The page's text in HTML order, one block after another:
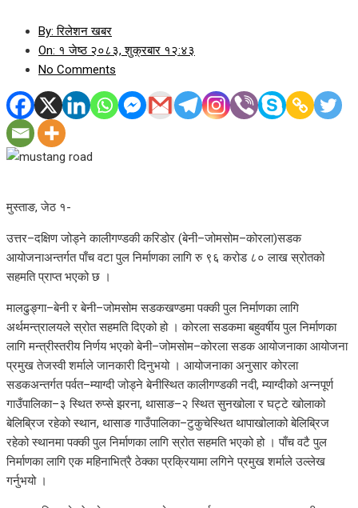
By: रिलेशन खबर
On: १ जेष्ठ २०८३, शुक्रबार १२:४३
No Comments
मुस्ताङ, जेठ १-
उत्तर–दक्षिण जोड्ने कालीगण्डकी करिडोर (बेनी–जोमसोम–कोरला)सडक
आयोजनाअन्तर्गत पाँच वटा पुल निर्माणका लागि रु ९६ करोड ८० लाख स्रोतको
सहमति प्राप्त भएको छ ।
मालढुङ्गा–बेनी र बेनी–जोमसोम सडकखण्डमा पक्की पुल निर्माणका लागि
अर्थमन्त्रालयले स्रोत सहमति दिएको हो । कोरला सडकमा बहुवर्षीय पुल निर्माणका
लागि मन्त्रीस्तरीय निर्णय भएको बेनी–जोमसोम–कोरला सडक आयोजनाका आयोजना
प्रमुख तेजस्वी शर्माले जानकारी दिनुभयो । आयोजनाका अनुसार कोरला
सडकअन्तर्गत पर्वत–म्याग्दी जोड्ने बेनीस्थित कालीगण्डकी नदी, म्याग्दीको अन्नपूर्ण
गाउँपालिका–३ स्थित रुप्से झरना, थासाङ–२ स्थित सुनखोला र घट्टे खोलाको
बेलिब्रिज रहेको स्थान, थासाङ गाउँपालिका–टुकुचेस्थित थापाखोलाको बेलिब्रिज
रहेको स्थानमा पक्की पुल निर्माणका लागि स्रोत सहमति भएको हो । पाँच वटै पुल
निर्माणका लागि एक महिनाभित्रै ठेक्का प्रक्रियामा लगिने प्रमुख शर्माले उल्लेख
गर्नुभयो ।